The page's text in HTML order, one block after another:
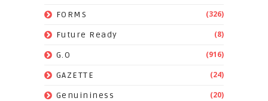
FORMS (326)
Future Ready (8)
G.O (916)
GAZETTE (24)
Genuininess (20)